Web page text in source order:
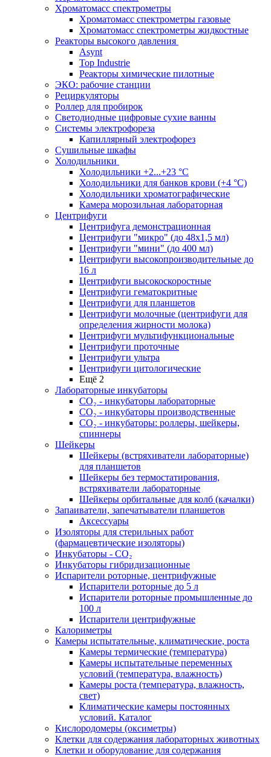
Хроматомасс спектрометры
Хроматомасс спектрометры газовые
Хроматомасс спектрометры жидкостные
Реакторы высокого давления
Asynt
Top Industrie
Реакторы химические пилотные
ЭКО: рабочие станции
Рециркуляторы
Роллер для пробирок
Светодиодные цифровые сухие ванны
Системы электрофореза
Капиллярный электрофорез
Сушильные шкафы
Холодильники
Холодильники +2...+23 °С
Холодильники для банков крови (+4 °С)
Холодильники хроматографические
Камера морозильная лабораторная
Центрифуги
Центрифуга демонстрационная
Центрифуги "микро" (до 48x1,5 мл)
Центрифуги "мини" (до 400 мл)
Центрифуги высокопроизводительные до
16 л
Центрифуги высокоскоростные
Центрифуги гематокритные
Центрифуги для планшетов
Центрифуги молочные (центрифуги для
определения жирности молока)
Центрифуги мультифункциональные
Центрифуги проточные
Центрифуги ультра
Центрифуги цитологические
Ещё 2
Лабораторные инкубаторы
СО₂ - инкубаторы лабораторные
СО₂ - инкубаторы производственные
СО₂ - инкубаторы: роллеры, шейкеры,
спиннеры
Шейкеры
Шейкеры (встряхиватели лабораторные)
для планшетов
Шейкеры без термостатирования,
встряхиватели лабораторные
Шейкеры орбитальные для колб (качалки)
Запаиватели, запечатыватели планшетов
Аксессуары
Изоляторы для стерильных работ
(фармацевтические изоляторы)
Инкубаторы - CO₂
Инкубаторы гибридизационные
Испарители роторные, центрифужные
Испарители роторные до 5 л
Испарители роторные промышленные до
100 л
Испарители центрифужные
Калориметры
Камеры испытательные, климатические, роста
Камеры термические (температура)
Камеры испытательные переменных
условий (температура, влажность)
Камеры роста (температура, влажность,
свет)
Климатические камеры постоянных
условий. Каталог
Кислородомеры (оксиметры)
Клетки для содержания лабораторных животных
Клетки и оборудование для содержания